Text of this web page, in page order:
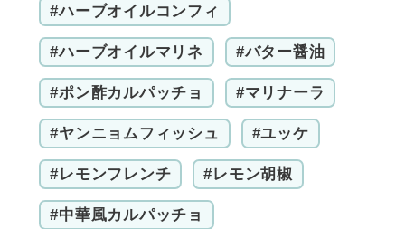
#ハーブオイルコンフィ
#ハーブオイルマリネ #バター醤油
#ポン酢カルパッチョ #マリナーラ
#ヤンニョムフィッシュ #ユッケ
#レモンフレンチ #レモン胡椒
#中華風カルパッチョ